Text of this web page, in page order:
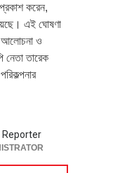
করেন,
এই ঘোষণা
আলোচনা ও
নেতা তারেক